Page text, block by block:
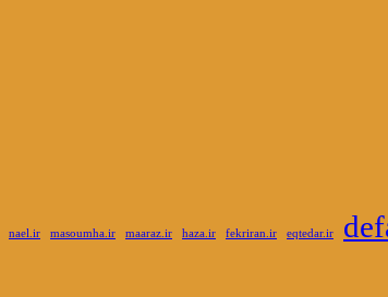
eqtedar.ir
fekriran.ir
haza.ir
maaraz.ir
masoumha.ir
nael.ir